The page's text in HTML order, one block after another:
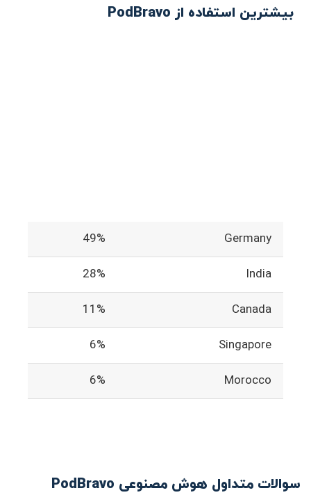
بیشترین استفاده از PodBravo
Germany
49%
India
28%
Canada
11%
Singapore
6%
Morocco
6%
سوالات متداول هوش مصنوعی PodBravo